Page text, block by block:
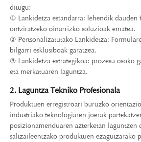
ditugu:
① Lankidetza estandarra: lehendik dauden
ontziratzeko oinarrizko soluzioak ematea.
② Pertsonalizatutako Lankidetza:
bilgarri esklusiboak garatzea.
③ Lankidetza estrategikoa: prozesu osoko
eta merkatuaren laguntza.
2. Laguntza Tekniko Profesionala
Produktuen erregistroari buruzko
industriako teknologiaren joerak
posizionamenduaren azterketan laguntzen
saltzaileentzako produktuen ezagutzarako